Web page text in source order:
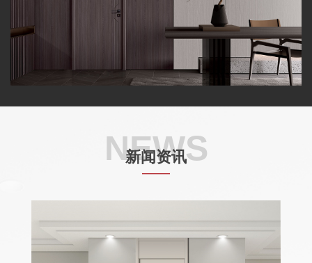
NEWS
新闻资讯
——